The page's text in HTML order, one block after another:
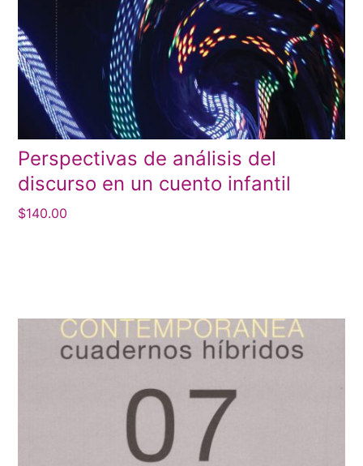
Perspectivas de análisis del
discurso en un cuento infantil
$140.00